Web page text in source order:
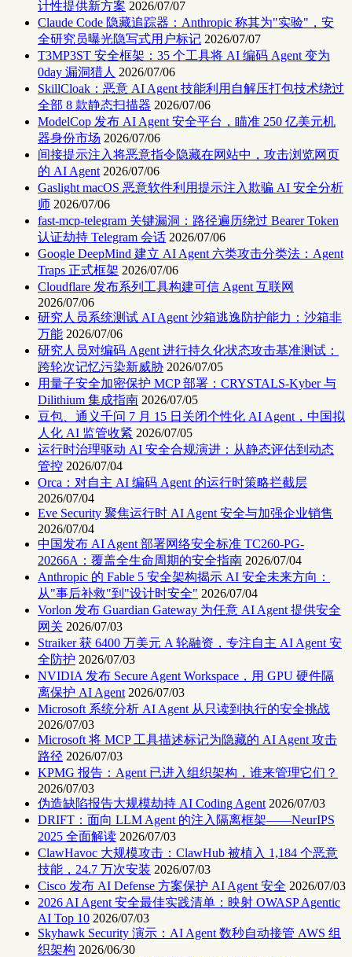
计性提供新方案 2026/07/07
Claude Code 隐藏追踪器：Anthropic 称其为"实验"，安
全研究员曝光隐写式用户标记 2026/07/07
T3MP3ST 安全框架：35 个工具将 AI 编码 Agent 变为
0day 漏洞猎人 2026/07/06
SkillCloak：恶意 AI Agent 技能利用自解压打包技术绕过
全部 8 款静态扫描器 2026/07/06
ModelCop 发布 AI Agent 安全平台，瞄准 250 亿美元机
器身份市场 2026/07/06
间接提示注入将恶意指令隐藏在网站中，攻击浏览网页
的 AI Agent 2026/07/06
Gaslight macOS 恶意软件利用提示注入欺骗 AI 安全分析
师 2026/07/06
fast-mcp-telegram 关键漏洞：路径遍历绕过 Bearer Token
认证劫持 Telegram 会话 2026/07/06
Google DeepMind 建立 AI Agent 六类攻击分类法：Agent
Traps 正式框架 2026/07/06
Cloudflare 发布系列工具构建可信 Agent 互联网
2026/07/06
研究人员系统测试 AI Agent 沙箱逃逸防护能力：沙箱非
万能 2026/07/06
研究人员对编码 Agent 进行持久化状态攻击基准测试：
跨轮次记忆污染新威胁 2026/07/05
用量子安全加密保护 MCP 部署：CRYSTALS-Kyber 与
Dilithium 集成指南 2026/07/05
豆包、通义千问 7 月 15 日关闭个性化 AI Agent，中国拟
人化 AI 监管收紧 2026/07/05
运行时治理驱动 AI 安全合规演进：从静态评估到动态
管控 2026/07/04
Orca：对自主 AI 编码 Agent 的运行时策略拦截层
2026/07/04
Eve Security 聚焦运行时 AI Agent 安全与加强企业销售
2026/07/04
中国发布 AI Agent 部署网络安全标准 TC260-PG-
20266A：覆盖全生命周期的安全指南 2026/07/04
Anthropic 的 Fable 5 安全架构揭示 AI 安全未来方向：
从"事后补救"到"设计时安全" 2026/07/04
Vorlon 发布 Guardian Gateway 为任意 AI Agent 提供安全
网关 2026/07/03
Straiker 获 6400 万美元 A 轮融资，专注自主 AI Agent 安
全防护 2026/07/03
NVIDIA 发布 Secure Agent Workspace，用 GPU 硬件隔
离保护 AI Agent 2026/07/03
Microsoft 系统分析 AI Agent 从只读到执行的安全挑战
2026/07/03
Microsoft 将 MCP 工具描述标记为隐藏的 AI Agent 攻击
路径 2026/07/03
KPMG 报告：Agent 已进入组织架构，谁来管理它们？
2026/07/03
伪造缺陷报告大规模劫持 AI Coding Agent 2026/07/03
DRIFT：面向 LLM Agent 的注入隔离框架——NeurIPS
2025 全面解读 2026/07/03
ClawHavoc 大规模攻击：ClawHub 被植入 1,184 个恶意
技能，24.7 万次安装 2026/07/03
Cisco 发布 AI Defense 方案保护 AI Agent 安全 2026/07/03
2026 AI Agent 安全最佳实践清单：映射 OWASP Agentic
AI Top 10 2026/07/03
Skyhawk Security 演示：AI Agent 数秒自动接管 AWS 组
织架构 2026/06/30